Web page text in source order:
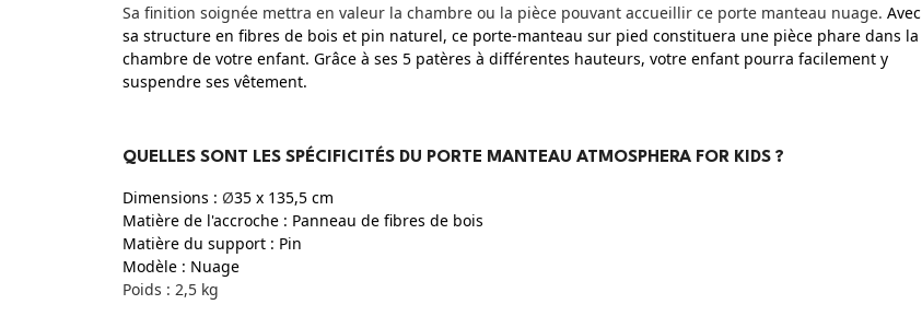
Sa finition soignée mettra en valeur la chambre ou la pièce pouvant accueillir ce porte manteau nuage. Avec
sa structure en fibres de bois et pin naturel, ce porte-manteau sur pied constituera une pièce phare dans la
chambre de votre enfant. Grâce à ses 5 patères à différentes hauteurs, votre enfant pourra facilement y
suspendre ses vêtement.
QUELLES SONT LES SPÉCIFICITÉS DU PORTE MANTEAU ATMOSPHERA FOR KIDS ?
Dimensions : Ø35 x 135,5 cm
Matière de l'accroche : Panneau de fibres de bois
Matière du support : Pin
Modèle : Nuage
Poids : 2,5 kg